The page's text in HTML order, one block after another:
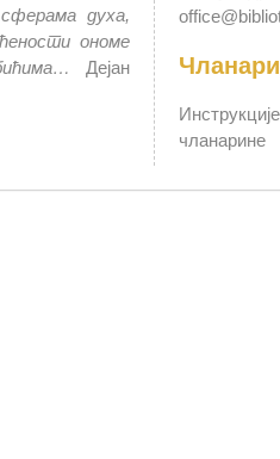
духа,
ономе
Дејан
чланарине